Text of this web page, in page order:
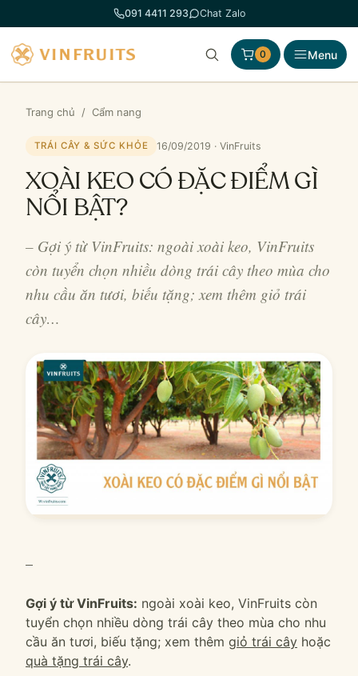
đến
phần
nội
dung
091 4411 293 Chat Zalo
0 Menu
Trang chủ / Cẩm nang
TRÁI CÂY & SỨC KHỎE 16/09/2019 · VinFruits
XOÀI KEO CÓ ĐẶC ĐIỂM GÌ
NỔI BẬT?
– Gợi ý từ VinFruits: ngoài xoài keo, VinFruits
còn tuyển chọn nhiều dòng trái cây theo mùa cho
nhu cầu ăn tươi, biếu tặng; xem thêm giỏ trái
cây…
–
Gợi ý từ VinFruits: ngoài xoài keo, VinFruits còn
tuyển chọn nhiều dòng trái cây theo mùa cho nhu
cầu ăn tươi, biếu tặng; xem thêm giỏ trái cây hoặc
quà tặng trái cây.